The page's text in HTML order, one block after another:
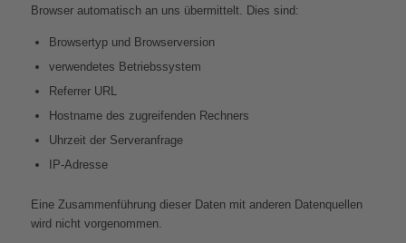
Browser automatisch an uns übermittelt. Dies sind:
Browsertyp und Browserversion
verwendetes Betriebssystem
Referrer URL
Hostname des zugreifenden Rechners
Uhrzeit der Serveranfrage
IP-Adresse
Eine Zusammenführung dieser Daten mit anderen Datenquellen
wird nicht vorgenommen.